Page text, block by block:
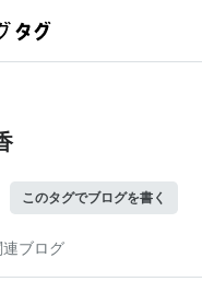
このタグでブログを書く
連ブログ